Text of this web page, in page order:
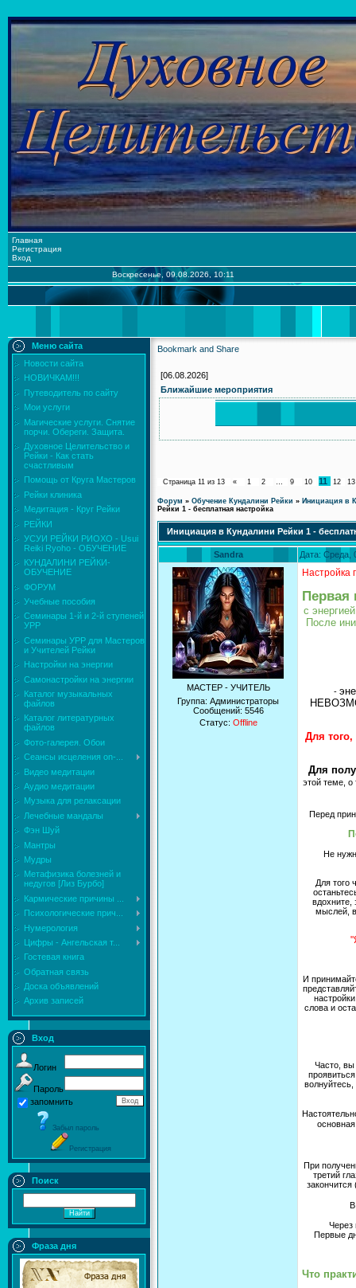
Главная
Регистрация
Вход
Воскресенье, 09.08.2026, 10:11
Меню сайта
Новости сайта
НОВИЧКАМ!!!
Путеводитель по сайту
Мои услуги
Магические услуги. Снятие
порчи. Обереги. Защита.
Духовное Целительство и
Рейки - Как стать
счастливым
Помощь от Круга Мастеров
Рейки клиника
Медитация - Круг Рейки
РЕЙКИ
УСУИ РЕЙКИ РИОХО - Usui
Reiki Ryoho - ОБУЧЕНИЕ
КУНДАЛИНИ РЕЙКИ-
ОБУЧЕНИЕ
ФОРУМ
Учебные пособия
Семинары 1-й и 2-й ступеней
УРР
Семинары УРР для Мастеров
и Учителей Рейки
Настройки на энергии
Самонастройки на энергии
Каталог музыкальных
файлов
Каталог литературных
файлов
Фото-галерея. Обои
Сеансы исцеления on-...
Видео медитации
Аудио медитации
Музыка для релаксации
Лечебные мандалы
Фэн Шуй
Мантры
Мудры
Mетафизика болезней и
недугов [Лиз Бурбо]
Кармические причины ...
Психологические прич...
Нумерология
Цифры - Ангельская т...
Гостевая книга
Обратная связь
Доска объявлений
Архив записей
Вход
Логин
Пароль
запомнить
Забыл пароль
Регистрация
Поиск
Фраза дня
[06.08.2026]
Ближайшие мероприятия
Страница 11 из 13 « 1 2 … 9 10 11 12 13
Форум » Обучение Кундалини Рейки » Инициация в
Рейки 1 - бесплатная настройка
Инициация в Кундалини Рейки 1 -
Sandra Дата: Среда,
МАСТЕР - УЧИТЕЛЬ
Группа: Администраторы
Сообщений: 5546
Статус: Offline
Настройка
Первая
с
После
-
Для
Для
этой теме, о
Перед
Не
Для того
вдохните,
мыслей,
И
слова и
Часто, вы
При
третий
Через
Первые
Что